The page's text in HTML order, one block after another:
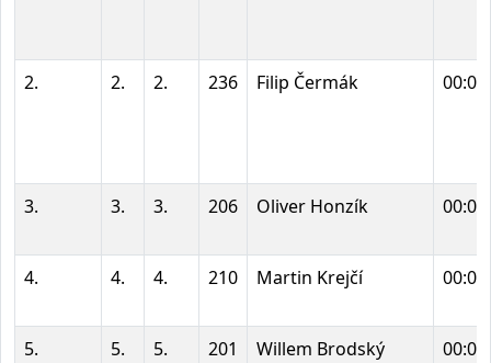
2. 2. 2. 236 Filip Čermák
3. 3. 3. 206 Oliver Honzík
4. 4. 4. 210 Martin Krejčí
5. 5. 5. 201 Willem Brodský